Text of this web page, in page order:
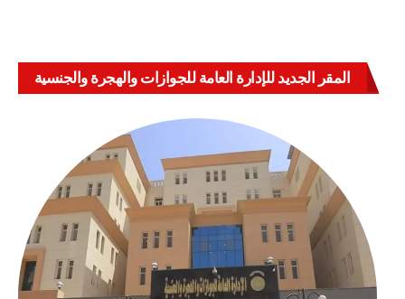
المقر الجديد للإدارة العامة للجوازات والهجرة والجنسية